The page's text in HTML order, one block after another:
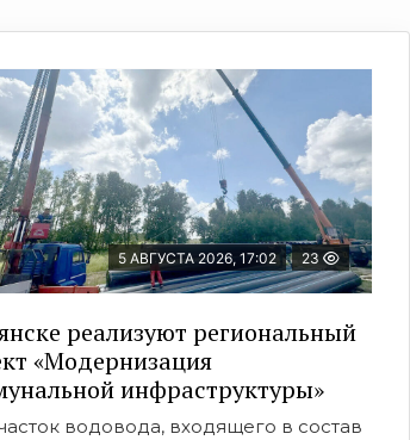
5 АВГУСТА 2026, 17:02 23
реализуют региональный
«Модернизация
инфраструктуры»
водовода, входящего в состав